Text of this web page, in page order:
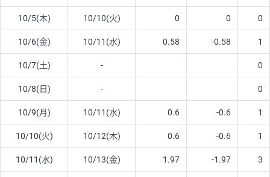
10/5(木) 10/10(火) 0 0 0
10/6(金) 10/11(水) 0.58 -0.58 1
10/7(土) - 0
10/8(日) - 0
10/9(月) 10/11(水) 0.6 -0.6 1
10/10(火) 10/12(木) 0.6 -0.6 1
10/11(水) 10/13(金) 1.97 -1.97 3